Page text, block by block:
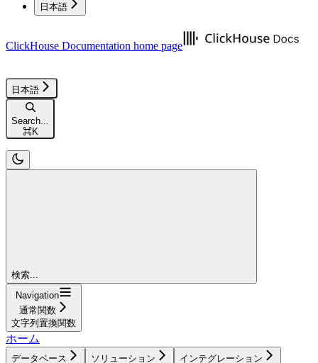
日本語
ClickHouse Documentation home page
日本語
Search...
⌘K
検索...
Navigation
通常関数
文字列置換関数
ホーム
データベース ソリューション インテグレーション